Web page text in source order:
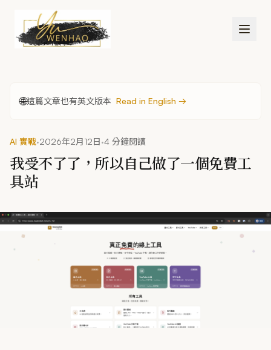
🌐這篇文章也有英文版本 Read in English →
AI 實戰·2026年2月12日·4 分鐘閱讀
我受不了了，所以自己做了一個免費工
具站